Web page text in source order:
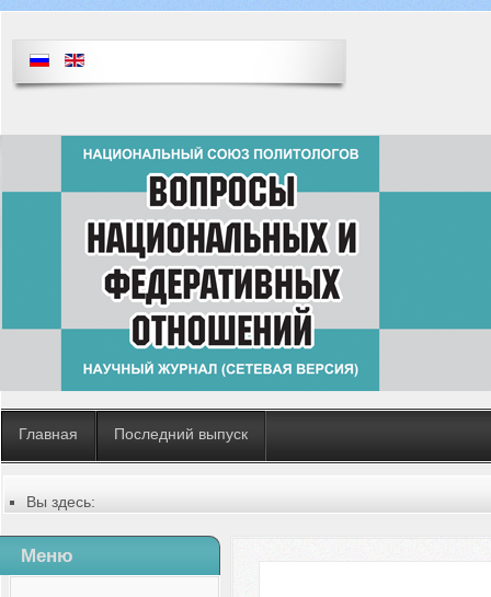
Главная Последний выпуск
Вы здесь:
Содержание выпусков
№ 1 (40), 2018
Русский
Меню